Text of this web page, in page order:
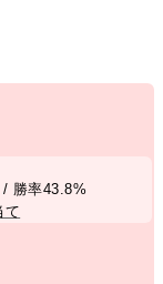
勝率43.8%
て